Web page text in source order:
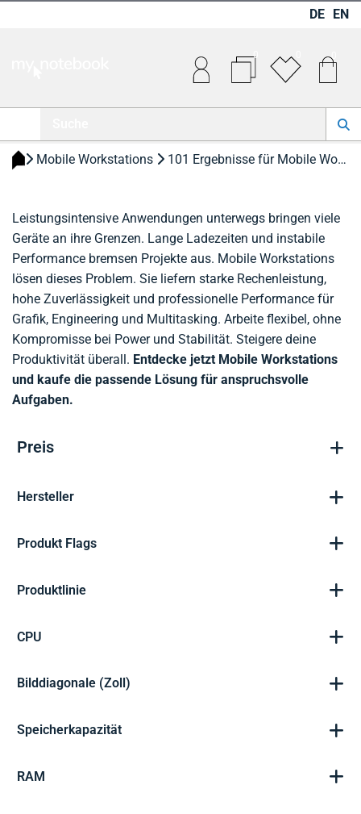
DE EN
0 0
Mobile Workstations 101 Ergebnisse für Mobile Workstations
Leistungsintensive Anwendungen unterwegs bringen viele
Geräte an ihre Grenzen. Lange Ladezeiten und instabile
Performance bremsen Projekte aus. Mobile Workstations
lösen dieses Problem. Sie liefern starke Rechenleistung,
hohe Zuverlässigkeit und professionelle Performance für
Grafik, Engineering und Multitasking. Arbeite flexibel, ohne
Kompromisse bei Power und Stabilität. Steigere deine
Produktivität überall. Entdecke jetzt Mobile Workstations
und kaufe die passende Lösung für anspruchsvolle
Aufgaben.
Preis
Hersteller
Produkt Flags
Produktlinie
CPU
Bilddiagonale (Zoll)
Speicherkapazität
RAM